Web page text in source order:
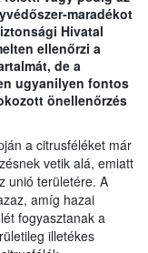
maradékot
Hivatal
ellenőrzi a
de a
ugyanilyen fontos
önellenőrzés
a citrusféléket már
vetik alá, emiatt
unió területére. A
amíg hazai
fogyasztanak a
illetékes